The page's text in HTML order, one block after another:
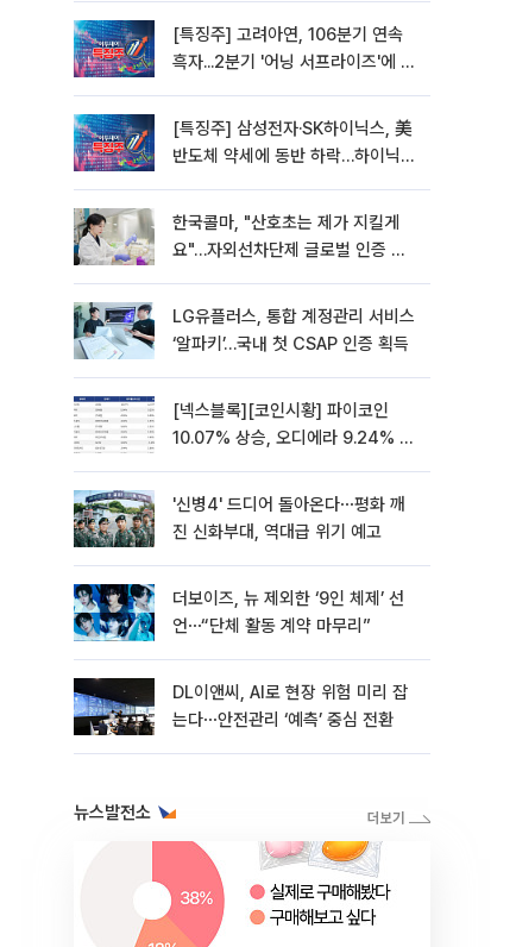
[특징주] 고려아연, 106분기 연속
흑자...2분기 '어닝 서프라이즈'에 장
[특징주] 삼성전자·SK하이닉스, 美
반도체 약세에 동반 하락…하이닉스
한국콜마, "산호초는 제가 지킬게
요"…자외선차단제 글로벌 인증 체
LG유플러스, 통합 계정관리 서비스
‘알파키’…국내 첫 CSAP 인증 획득
[넥스블록][코인시황] 파이코인
10.07% 상승, 오디에라 9.24% 하
'신병4' 드디어 돌아온다⋯평화 깨
진 신화부대, 역대급 위기 예고
더보이즈, 뉴 제외한 ‘9인 체제’ 선
언⋯“단체 활동 계약 마무리”
DL이앤씨, AI로 현장 위험 미리 잡
는다⋯안전관리 ‘예측’ 중심 전환
뉴스발전소